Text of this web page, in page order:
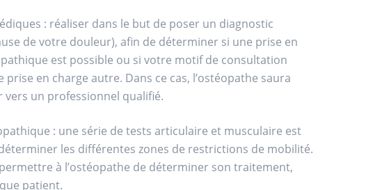
: réaliser dans le but de poser un diagnostic
de votre douleur), afin de déterminer si une prise en
est possible ou si votre motif de consultation
prise en charge autre. Dans ce cas, l’ostéopathe saura
vers un professionnel qualifié.
: une série de tests articulaire et musculaire est
les différentes zones de restrictions de mobilité.
à l’ostéopathe de déterminer son traitement,
patient.